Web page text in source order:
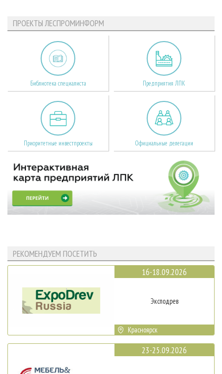
ПРОЕКТЫ ЛЕСПРОМИНФОРМ
Библиотека специалиста Предприятия ЛПК
Приоритетные инвестпроекты Официальные делегации
РЕКОМЕНДУЕМ ПОСЕТИТЬ
16-18.09.2026
Эксподрев
Красноярск
23-25.09.2026